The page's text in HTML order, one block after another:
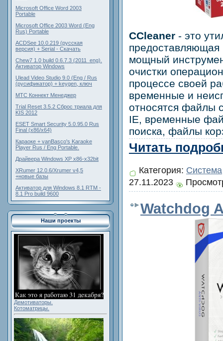
Microsoft Office Word 2003
Portable
Microsoft Office 2003 Word (Eng
Rus) Portable
ACDSee 10.0.219 (русская
версия) + Serial - Скачать
Chew7 1.0 build 0.6.7.3 (2011_eng).
Активатор Windows
Ulead Video Studio 9.0 (Eng / Rus
(русификатор) + keygen, ключ
МТС Коннект Менеджер
Trial Reset 3.5.2 Сброс триала для
KIS 2012
ESET Smart Security 5.0.95.0 Rus
Final (x86/x64)
Караоке + vanBasco's Karaoke
Player Rus / Eng Portable.
Драйвера Windows XP x86-x32bit
XRumer 12.0.6/Xrumer v4,5
+новые базы
Активатор для Windows 8.1 RTM -
8.1 Pro build 9600
Наши проекты
Демотиваторы.
Котоматрицы.
CCleaner - это
предоставляющая
мощный
очистки
процессе своей
временные и
относятся файлы
IE, временные
поиска, файлы
Читать
Категория: Система
27.11.2023
Watchdog